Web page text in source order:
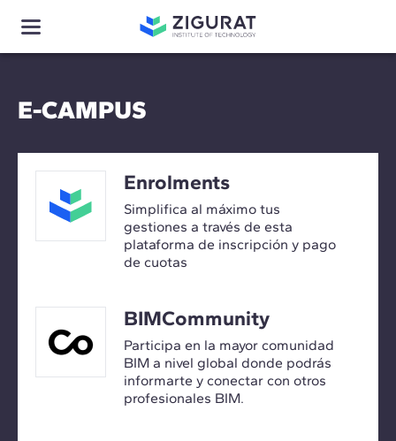
E-CAMPUS
Enrolments
Simplifica al máximo tus
gestiones a través de esta
plataforma de inscripción y pago
de cuotas
BIMCommunity
Participa en la mayor comunidad
BIM a nivel global donde podrás
informarte y conectar con otros
profesionales BIM.